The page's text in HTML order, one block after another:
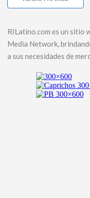
RILatino.com es un sitio
Media Network,
a sus necesidades de